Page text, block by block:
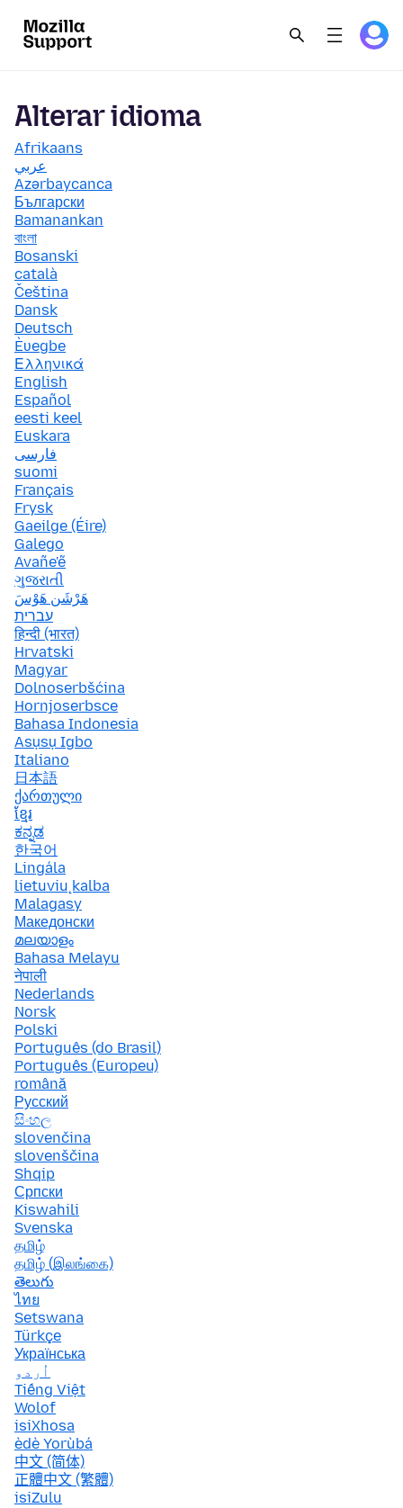
Alterar idioma
Afrikaans
عربي
Azərbaycanca
Български
Bamanankan
বাংলা
Bosanski
català
Čeština
Dansk
Deutsch
Èʋegbe
Ελληνικά
English
Español
eesti keel
Euskara
فارسی
suomi
Français
Frysk
Gaeilge (Éire)
Galego
Avañe'ẽ
ગુજરાતી
هَرْشَن هَوْسَ
עברית
हिन्दी (भारत)
Hrvatski
Magyar
Dolnoserbšćina
Hornjoserbsce
Bahasa Indonesia
Asụsụ Igbo
Italiano
日本語
ქართული
ខ្មែរ
ಕನ್ನಡ
한국어
Lingála
lietuvių kalba
Malagasy
Македонски
മലയാളം
Bahasa Melayu
नेपाली
Nederlands
Norsk
Polski
Português (do Brasil)
Português (Europeu)
română
Русский
සිංහල
slovenčina
slovenščina
Shqip
Српски
Kiswahili
Svenska
தமிழ்
தமிழ் (இலங்கை)
తెలుగు
ไทย
Setswana
Türkçe
Українська
اُردو
Tiếng Việt
Wolof
isiXhosa
èdè Yorùbá
中文 (简体)
正體中文 (繁體)
isiZulu